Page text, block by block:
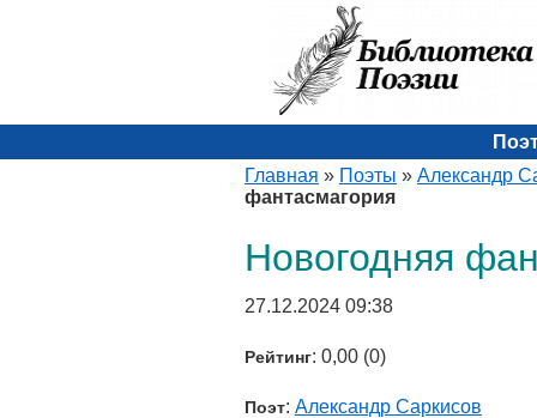
Главная » Поэты » Александр
фантасмагория
Новогодняя
27.12.2024 09:38
Рейтинг: 0,00 (0)
Поэт: Александр Саркисов